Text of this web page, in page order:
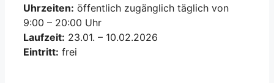
Uhrzeiten: öffentlich zugänglich täglich von
9:00 – 20:00 Uhr
Laufzeit: 23.01. – 10.02.2026
Eintritt: frei